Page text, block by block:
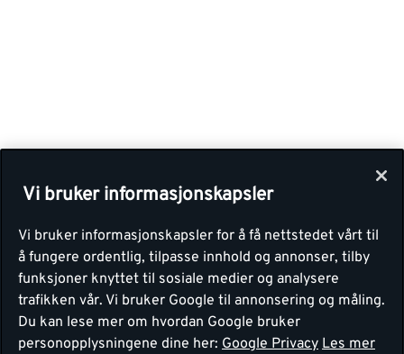
Vi bruker informasjonskapsler
Vi bruker informasjonskapsler for å få nettstedet vårt til
å fungere ordentlig, tilpasse innhold og annonser, tilby
funksjoner knyttet til sosiale medier og analysere
trafikken vår. Vi bruker Google til annonsering og måling.
Du kan lese mer om hvordan Google bruker
personopplysningene dine her: Google Privacy Les mer